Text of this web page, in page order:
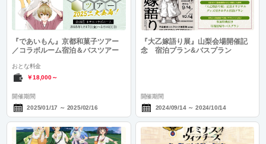
『であいもん』京都和菓子ツアー
／コラボルーム宿泊＆バスツアー
おとな料金
￥18,000～
開催期間
2025/01/17 ～ 2025/02/16
『大乙嫁語り展』山梨会場開催記
念 宿泊プラン&バスプラン
開催期間
2024/09/14～ 2024/10/14